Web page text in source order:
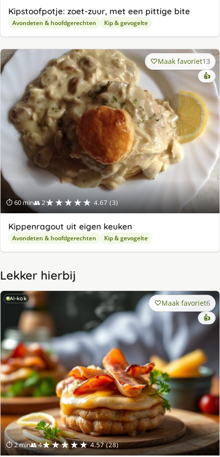
Kipstoofpotje: zoet-zuur, met een pittige bite
Avondeten & hoofdgerechten Kip & gevogelte
⏱ 60 min👥 2★★★★★ 4.67 (3)
Maak favoriet13
👍
Kippenragout uit eigen keuken
Avondeten & hoofdgerechten Kip & gevogelte
Lekker hierbij
AI-kok
⏱ 2 min👥 4★★★★★ 4.57 (28)
Maak favoriet6
👍